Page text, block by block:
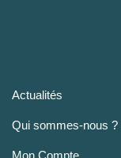
Actualités
Qui sommes-nous ?